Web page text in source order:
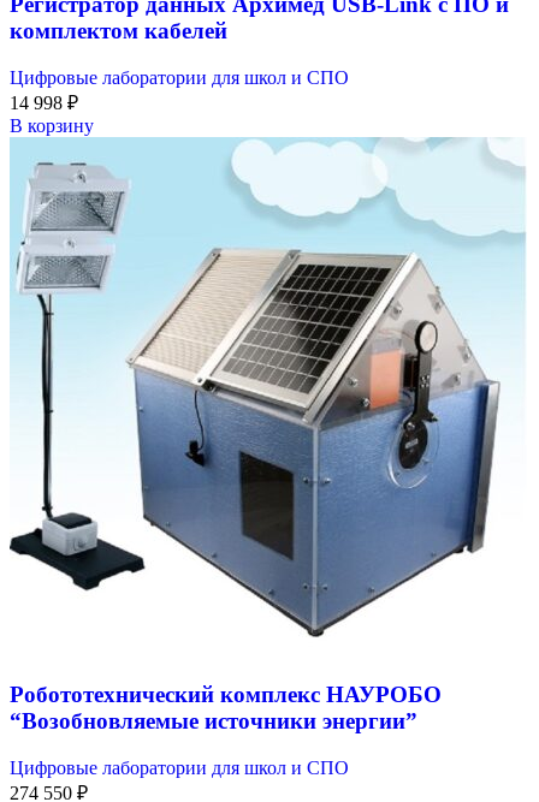
комплектом кабелей
Цифровые лаборатории для школ и СПО
14 998 ₽
В корзину
Робототехнический комплекс НАУРОБО
“Возобновляемые источники энергии”
Цифровые лаборатории для школ и СПО
274 550 ₽